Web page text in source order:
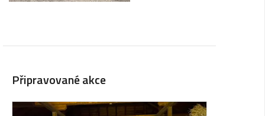
Připravované akce